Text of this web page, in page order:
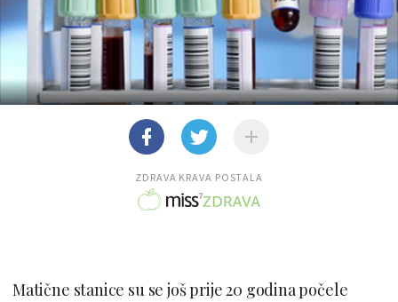
ZDRAVA KRAVA POSTALA
Matične stanice su se još prije 20 godina počele